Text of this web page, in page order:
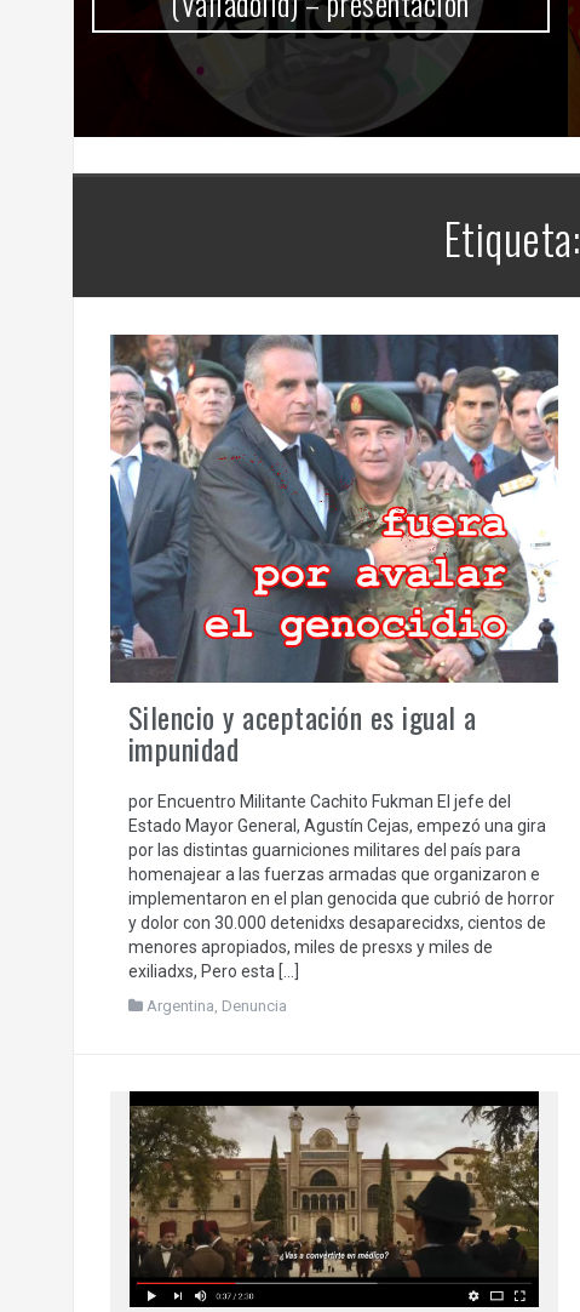
Etiqueta:
Silencio y aceptación es igual a
impunidad
por Encuentro Militante Cachito Fukman El jefe del
Estado Mayor General, Agustín Cejas, empezó una gira
por las distintas guarniciones militares del país para
homenajear a las fuerzas armadas que organizaron e
implementaron en el plan genocida que cubrió de horror
y dolor con 30.000 detenidxs desaparecidxs, cientos de
menores apropiados, miles de presxs y miles de
exiliadxs, Pero esta […]
Argentina Denuncia